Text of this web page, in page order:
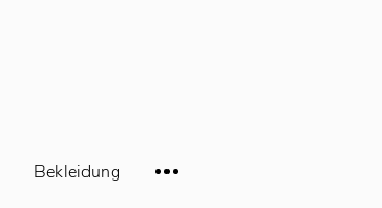
Bekleidung